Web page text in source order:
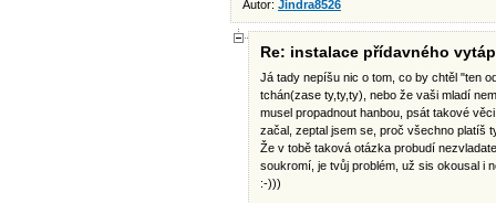
Autor: Jindra8526
Re: instalace přídavného
Já tady nepíšu nic o tom, co by chtěl "ten
tchán(zase ty,ty,ty), nebo že vaši mladí
musel propadnout hanbou, psát takové
začal, zeptal jsem se, proč všechno platíš
Že v tobě taková otázka probudí
soukromí, je tvůj problém, už sis okousal i
:-)))